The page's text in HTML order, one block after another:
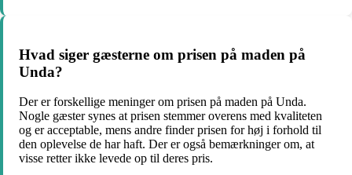
Hvad siger gæsterne om prisen på maden på
Unda?
Der er forskellige meninger om prisen på maden på Unda.
Nogle gæster synes at prisen stemmer overens med kvaliteten
og er acceptable, mens andre finder prisen for høj i forhold til
den oplevelse de har haft. Der er også bemærkninger om, at
visse retter ikke levede op til deres pris.